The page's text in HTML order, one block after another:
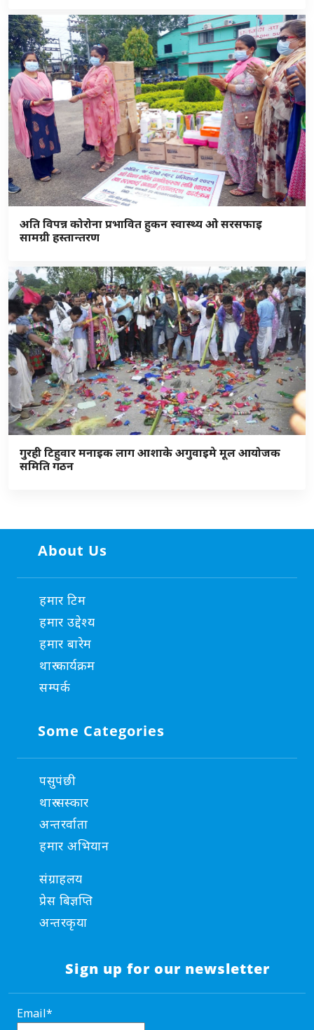
अति विपन्न कोरोना प्रभावित हुकन स्वास्थ्य ओ सरसफाइ
सामग्री हस्तान्तरण
गुरही टिहुवार मनाइक लाग आशाके अगुवाइमे मूल आयोजक
समिति गठन
About Us
हमार टिम
हमार उद्देश्य
हमार बारेम
थारु कार्यक्रम
सम्पर्क
Some Categories
पसुपंछी
थारु सस्कार
अन्तरर्वाता
हमार अभियान
संग्राहलय
प्रेस बिज्ञप्ति
अन्तरकृया
Sign up for our newsletter
Email*